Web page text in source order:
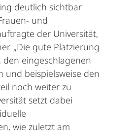
deutlich sichtbar
und
der Universität,
„Die gute Platzierung
eingeschlagenen
und beispielsweise den
noch weiter zu
setzt dabei
wie zuletzt am